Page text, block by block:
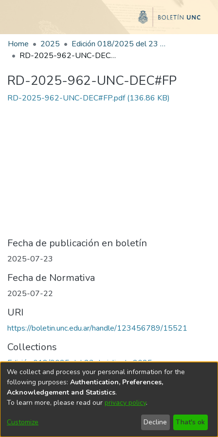
Home 2025
Edición 018/2025 del 23 de julio de 2025
RD-2025-962-UNC-DEC#FP
RD-2025-962-UNC-DEC#FP
RD-2025-962-UNC-DEC#FP.pdf(136.86 KB)
Fecha de publicación en boletín
2025-07-23
Fecha de Normativa
2025-07-22
URI
https://boletin.unc.edu.ar/handle/123456789/15521
Collections
Edición 018/2025 del 23 de julio de 2025
Universidad Nacional de Córdoba
We collect and process your personal information for the
following purposes: Authentication, Preferences,
Acknowledgement and Statistics.
To learn more, please read our privacy policy.
Customize Decline That's ok